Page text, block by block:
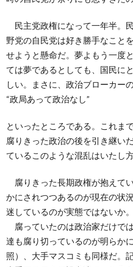
民主党政権になって一年半。
野党の自民党は好き勝手なこと
せようと懸命だ。夢よもう一度
ては夢であるとしても、国民に
しい。まさに、政治ブローカーの
“政局あって政治なし”
といったところである。これま
腐りきった政治の後を引き継い
ているこのような混乱はいたし
腐りきった長期政権が抱えて
かにされつつあるのが現在の状
迷しているのが実態ではないか。
腐っていたのは政治家だけで
達も腐り切っているのが明らか
照）、大手マスコミも同様だ。